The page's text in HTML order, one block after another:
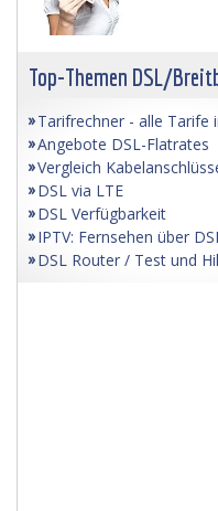
Top-Themen DSL/
Tarifrechner - alle Tarife
Angebote DSL-Flatrates
Vergleich
DSL via LTE
DSL Verfügbarkeit
IPTV: Fernsehen über
DSL Router / Test und